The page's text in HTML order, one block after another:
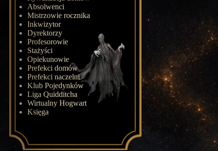
Absolwenci
Mistrzowie rocznika
Inkwizytor
Dyrektorzy
Profesorowie
Stażyści
Opiekunowie
Prefekci domów
Prefekci naczelni
Klub Pojedynków
Liga Quidditcha
Wirtualny Hogwart
Księga